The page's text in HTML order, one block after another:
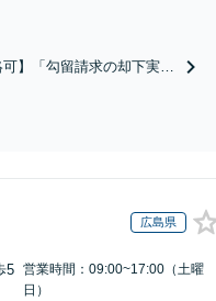
】「勾留請求の却下実績
広島県
5 営業時間：09:00~17:00（土曜
日）